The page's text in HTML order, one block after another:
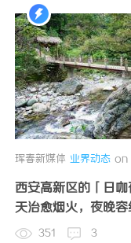
珲春新媒体 业界动态 on
西安高新区的「日
天治愈烟火，夜晚
351 3